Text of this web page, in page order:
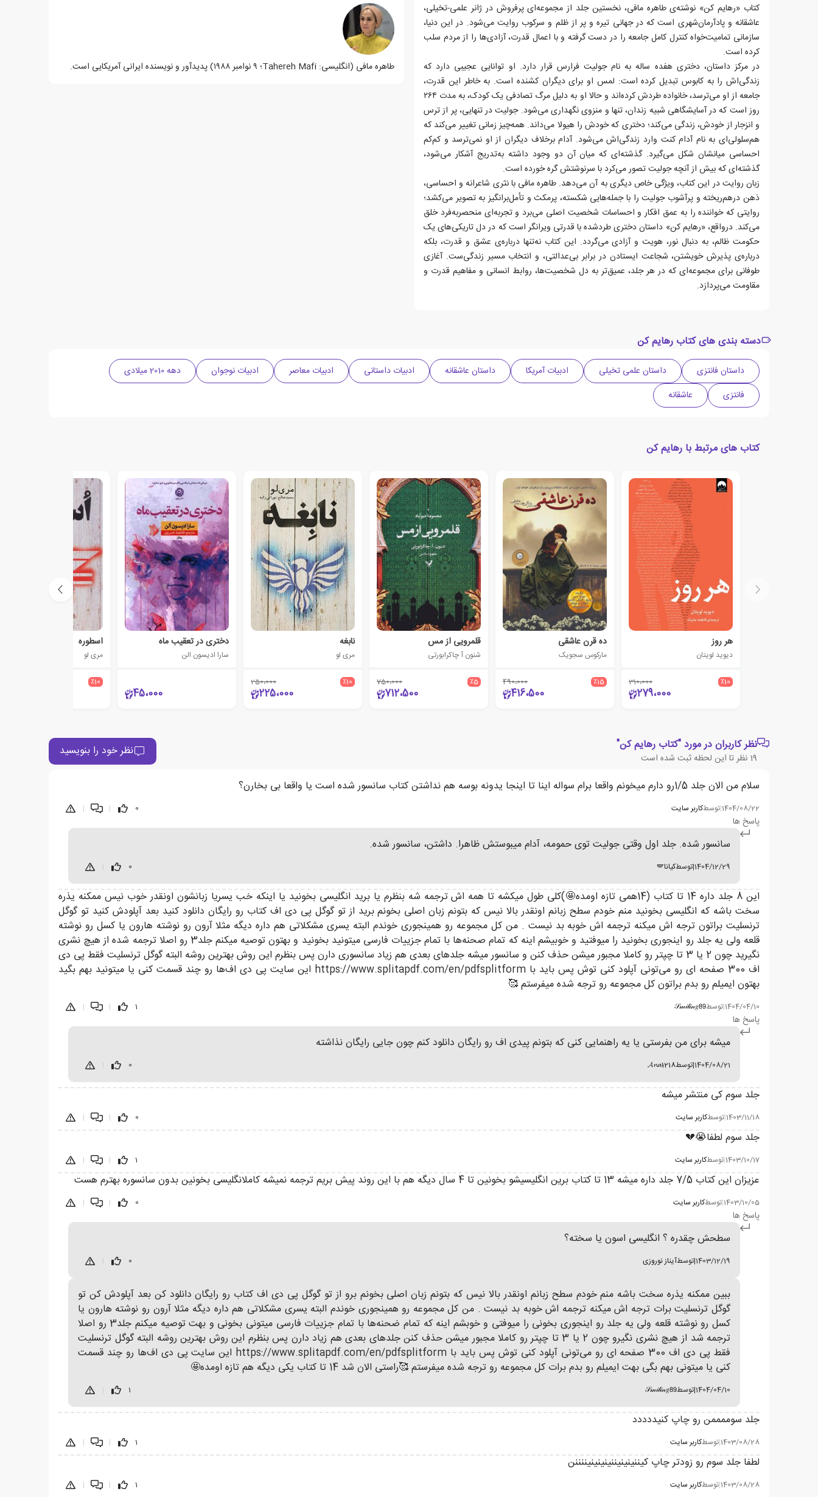
کتاب «رهایم کن» نوشته‌ی طاهره مافی، نخستین جلد از مجموعه‌ای پرفروش در ژانر علمی-تخیلی،
عاشقانه و پادآرمان‌شهری است که در جهانی تیره و پر از ظلم و سرکوب روایت می‌شود. در این دنیا،
سازمانی تمامیت‌خواه کنترل کامل جامعه را در دست گرفته و با اعمال قدرت، آزادی‌ها را از مردم سلب
کرده است.
در مرکز داستان، دختری هفده ساله به نام جولیت فرارس قرار دارد. او توانایی عجیبی دارد که
زندگی‌اش را به کابوس تبدیل کرده است: لمس او برای دیگران کشنده است. به خاطر این قدرت،
جامعه از او می‌ترسد، خانواده طردش کرده‌اند و حالا او به دلیل مرگ تصادفی یک کودک، به مدت ۲۶۴
روز است که در آسایشگاهی شبیه زندان، تنها و منزوی نگهداری می‌شود. جولیت در تنهایی، پر از ترس
و انزجار از خودش، زندگی می‌کند؛ دختری که خودش را هیولا می‌داند. همه‌چیز زمانی تغییر می‌کند که
هم‌سلولی‌ای به نام آدام کنت وارد زندگی‌اش می‌شود. آدام برخلاف دیگران از او نمی‌ترسد و کم‌کم
احساسی میانشان شکل می‌گیرد. گذشته‌ای که میان آن دو وجود داشته به‌تدریج آشکار می‌شود،
گذشته‌ای که بیش از آنچه جولیت تصور می‌کرد با سرنوشتش گره خورده است.
زبان روایت در این کتاب، ویژگی خاص دیگری به آن می‌دهد. طاهره مافی با نثری شاعرانه و احساسی،
ذهن درهم‌ریخته و پرآشوب جولیت را با جمله‌هایی شکسته، پرمکث و تأمل‌برانگیز به تصویر می‌کشد؛
روایتی که خواننده را به عمق افکار و احساسات شخصیت اصلی می‌برد و تجربه‌ای منحصربه‌فرد خلق
می‌کند. درواقع، «رهایم کن» داستان دختری طردشده با قدرتی ویرانگر است که در دل تاریکی‌های یک
حکومت ظالم، به دنبال نور، هویت و آزادی می‌گردد. این کتاب نه‌تنها درباره‌ی عشق و قدرت، بلکه
درباره‌ی پذیرش خویشتن، شجاعت ایستادن در برابر بی‌عدالتی، و انتخاب مسیر زندگی‌ست. آغازی
طوفانی برای مجموعه‌ای که در هر جلد، عمیق‌تر به دل شخصیت‌ها، روابط انسانی و مفاهیم قدرت و
مقاومت می‌پردازد.
طاهره مافی (انگلیسی: Tahereh Mafi؛ ۹ نوامبر ۱۹۸۸) پدیدآور و نویسنده ایرانی آمریکایی است.
دسته بندی های کتاب رهایم کن
داستان فانتزی داستان علمی تخیلی ادبیات آمریکا داستان عاشقانه ادبیات داستانی ادبیات معاصر ادبیات نوجوان
دهه 2010 میلادی
فانتزی
عاشقانه
کتاب های مرتبط با رهایم کن
هر روز
دیوید لویتان
٪10 310،000
279،000
ده قرن عاشقی
مارکوس سجویک
٪15 490،000
416،500
قلمرویی از مس
شنون آ چاکرابورتی
٪5 750،000
712،500
نابغه
مری لو
٪10 250،000
225،000
دختری در تعقیب ماه
سارا ادیسون الن
45،000
اسطوره
مری لو
٪10
نظر کاربران در مورد "کتاب رهایم کن"
19 نظر تا این لحظه ثبت شده است نظر خود را بنویسید
سلام من الان جلد 1/5رو دارم میخونم واقعا برام سواله اینا تا اینجا یدونه بوسه هم نداشتن کتاب سانسور شده است یا واقعا بی بخارن؟
1404/08/22
|توسطکاربر سایت 0
|
|
پاسخ ها
سانسور شده. جلد اول وقتی جولیت توی حمومه، آدام میبوستش ظاهرا. داشتن، سانسور شده.
1404/12/29
|توسطکیانا🪽 0
این 8 جلد داره 14 تا کتاب (14همی تازه اومده🤩)کلی طول میکشه تا همه اش ترجمه شه بنظرم یا برید انگلیسی بخونید یا اینکه خب یسریا زبانشون اونقدر خوب نیس ممکنه یذره
سخت باشه که انگلیسی بخونید منم خودم سطح زبانم اونقدر بالا نیس که بتونم زبان اصلی بخونم برید از تو گوگل پی دی اف کتاب رو رایگان دانلود کنید بعد آپلودش کنید تو گوگل
ترنسلیت براتون ترجه اش میکنه ترجمه اش خوبه بد نیست . من کل مجموعه رو همینجوری خوندم البته یسری مشکلاتی هم داره دیگه مثلا آرون رو نوشته هارون یا کسل رو نوشته
قلعه ولی یه جلد رو اینجوری بخونید را میوفتید و خوبیشم اینه که تمام صحنه‌ها با تمام جزییات فارسی میتونید بخونید و بهتون توصیه میکنم جلد3 رو اصلا ترجمه شده از هیچ نشری
نگیرید چون 2 یا 3 تا چپتر رو کاملا مجبور میشن حذف کنن و سانسور میشه جلد‌های بعدی هم زیاد سانسوری دارن پس بنظرم این روش بهترین روشه البته گوگل ترنسلیت فقط پی دی
اف 300 صفحه ای رو می‌تونی آپلود کنی توش پس باید با https://www.splitapdf.com/en/pdfsplitform این سایت پی دی اف‌ها رو چند قسمت کنی یا میتونید بهم بگید
بهتون ایمیلم رو بدم براتون کل مجموعه رو ترجه شده میفرستم 🥰
1404/04/10
|توسط𝒮𝓂𝒾𝓁𝒾𝓃𝑔𝟪𝟫
1
|
|
پاسخ ها
میشه برای من بفرستی یا یه راهنمایی کنی که بتونم پیدی اف رو رایگان دانلود کنم چون جایی رایگان نذاشته
1404/08/21
|توسط𝓐𝓷𝓪1218
0
جلد سوم کی منتشر میشه
1403/11/18
|توسطکاربر سایت 0
|
|
جلد سوم لطفا😭💔
1403/10/17
|توسطکاربر سایت 1
|
|
عزیزان این کتاب 7/5 جلد داره میشه 13 تا کتاب برین انگلیسیشو بخونین تا 4 سال دیگه هم با این روند پیش بریم ترجمه نمیشه کاملانگلیسی بخونین بدون سانسوره بهترم هست
1403/10/05
|توسطکاربر سایت 0
|
|
پاسخ ها
سطحش چقدره ؟ انگلیسی اسون یا سخته؟
1403/12/19
|توسطآیناز نوروزی 0
ببین ممکنه یذره سخت باشه منم خودم سطح زبانم اونقدر بالا نیس که بتونم زبان اصلی بخونم برو از تو گوگل پی دی اف کتاب رو رایگان دانلود کن بعد آپلودش کن تو
گوگل ترنسلیت برات ترجه اش میکنه ترجمه اش خوبه بد نیست . من کل مجموعه رو همینجوری خوندم البته یسری مشکلاتی هم داره دیگه مثلا آرون رو نوشته هارون یا
کسل رو نوشته قلعه ولی یه جلد رو اینجوری بخونی را میوفتی و خوبشم اینه که تمام ضحنه‌ها با تمام جزییات فارسی میتونی بخونی و بهت توصیه میکنم جلد3 رو اصلا
ترجمه شد از هیچ نشری نگیرو چون 2 یا 3 تا چپتر رو کاملا مجبور میشن حذف کنن جلد‌های بعدی هم زیاد دارن پس بنظرم این روش بهترین روشه البته گوگل ترنسلیت
فقط پی دی اف 300 صفحه ای رو می‌تونی آپلود کنی توش پس باید با https://www.splitapdf.com/en/pdfsplitform این سایت پی دی اف‌ها رو چند قسمت
کنی یا میتونی بهم بگی بهت ایمیلم رو بدم برات کل مجموعه رو ترجه شده میفرستم 🥰راستی الان شد 14 تا کتاب یکی دیگه هم تازه اومده🤩
1404/04/10
|توسط𝒮𝓂𝒾𝓁𝒾𝓃𝑔𝟪𝟫
1
جلد سوممممن رو چاپ کنیددددد
1403/08/28
|توسطکاربر سایت 1
|
|
لطفا جلد سوم رو زودتر چاپ کیننینینیننینینینیننننن
1403/08/28
|توسطکاربر سایت 1
|
|